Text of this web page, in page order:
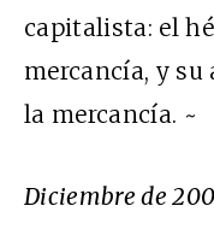
capitalista: el
mercancía, y su
la mercancía. ~
Diciembre de